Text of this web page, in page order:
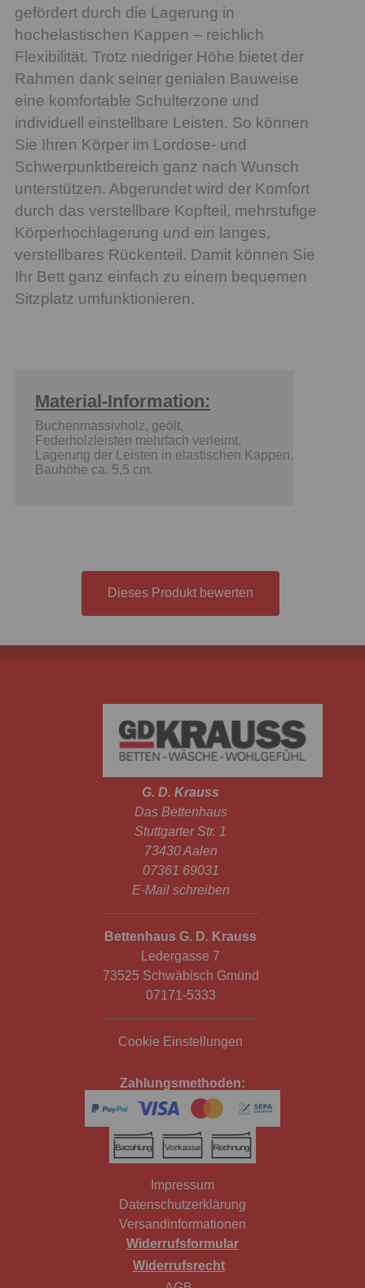
gefördert durch die Lagerung in
hochelastischen Kappen – reichlich
Flexibilität. Trotz niedriger Höhe bietet der
Rahmen dank seiner genialen Bauweise
eine komfortable Schulterzone und
individuell einstellbare Leisten. So können
Sie Ihren Körper im Lordose- und
Schwerpunktbereich ganz nach Wunsch
unterstützen. Abgerundet wird der Komfort
durch das verstellbare Kopfteil, mehrstufige
Körperhochlagerung und ein langes,
verstellbares Rückenteil. Damit können Sie
Ihr Bett ganz einfach zu einem bequemen
Sitzplatz umfunktionieren.
Material-Information:
Buchenmassivholz, geölt,
Federholzleisten mehrfach verleimt,
Lagerung der Leisten in elastischen Kappen.
Bauhöhe ca. 5,5 cm.
Dieses Produkt bewerten
G. D. Krauss
Das Bettenhaus
Stuttgarter Str. 1
73430 Aalen
07361 69031
E-Mail schreiben
Bettenhaus G. D. Krauss
Ledergasse 7
73525 Schwäbisch Gmünd
07171-5333
Cookie Einstellungen
Zahlungsmethoden:
Impressum
Datenschutzerklärung
Versandinformationen
Widerrufsformular
Widerrufsrecht